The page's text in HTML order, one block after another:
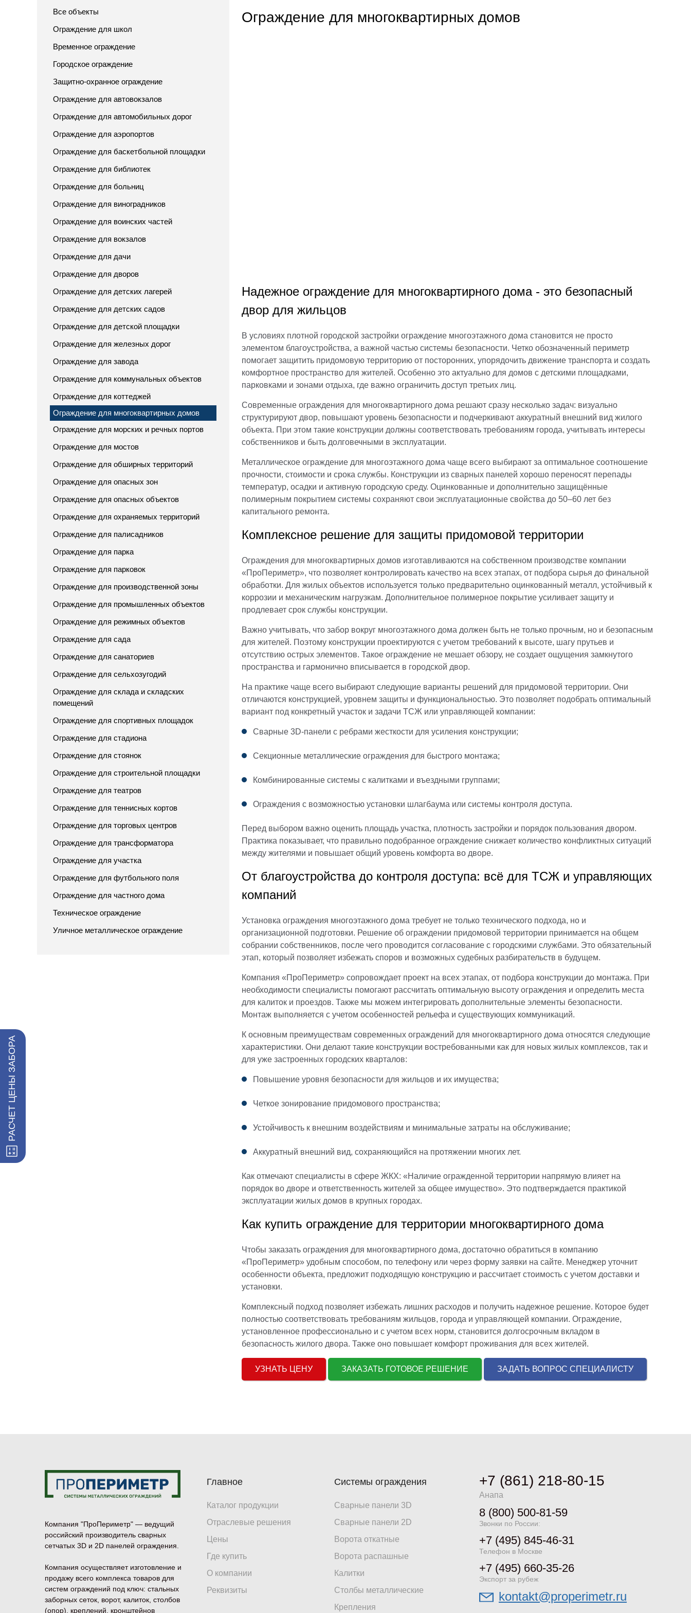
РАСЧЕТ ЦЕНЫ ЗАБОРА
Все объекты
Ограждение для школ
Временное ограждение
Городское ограждение
Защитно-охранное ограждение
Ограждение для автовокзалов
Ограждение для автомобильных дорог
Ограждение для аэропортов
Ограждение для баскетбольной площадки
Ограждение для библиотек
Ограждение для больниц
Ограждение для виноградников
Ограждение для воинских частей
Ограждение для вокзалов
Ограждение для дачи
Ограждение для дворов
Ограждение для детских лагерей
Ограждение для детских садов
Ограждение для детской площадки
Ограждение для железных дорог
Ограждение для завода
Ограждение для коммунальных объектов
Ограждение для коттеджей
Ограждение для многоквартирных домов
Ограждение для морских и речных портов
Ограждение для мостов
Ограждение для обширных территорий
Ограждение для опасных зон
Ограждение для опасных объектов
Ограждение для охраняемых территорий
Ограждение для палисадников
Ограждение для парка
Ограждение для парковок
Ограждение для производственной зоны
Ограждение для промышленных объектов
Ограждение для режимных объектов
Ограждение для сада
Ограждение для санаториев
Ограждение для сельхозугодий
Ограждение для склада и складских
помещений
Ограждение для спортивных площадок
Ограждение для стадиона
Ограждение для стоянок
Ограждение для строительной площадки
Ограждение для театров
Ограждение для теннисных кортов
Ограждение для торговых центров
Ограждение для трансформатора
Ограждение для участка
Ограждение для футбольного поля
Ограждение для частного дома
Техническое ограждение
Уличное металлическое ограждение
Ограждение для многоквартирных домов
Надежное ограждение для многоквартирного дома - это безопасный
двор для жильцов
В условиях плотной городской застройки ограждение многоэтажного дома становится не просто
элементом благоустройства, а важной частью системы безопасности. Четко обозначенный периметр
помогает защитить придомовую территорию от посторонних, упорядочить движение транспорта и создать
комфортное пространство для жителей. Особенно это актуально для домов с детскими площадками,
парковками и зонами отдыха, где важно ограничить доступ третьих лиц.
Современные ограждения для многоквартирного дома решают сразу несколько задач: визуально
структурируют двор, повышают уровень безопасности и подчеркивают аккуратный внешний вид жилого
объекта. При этом такие конструкции должны соответствовать требованиям города, учитывать интересы
собственников и быть долговечными в эксплуатации.
Металлическое ограждение для многоэтажного дома чаще всего выбирают за оптимальное соотношение
прочности, стоимости и срока службы. Конструкции из сварных панелей хорошо переносят перепады
температур, осадки и активную городскую среду. Оцинкованные и дополнительно защищённые
полимерным покрытием системы сохраняют свои эксплуатационные свойства до 50–60 лет без
капитального ремонта.
Комплексное решение для защиты придомовой территории
Ограждения для многоквартирных домов изготавливаются на собственном производстве компании
«ПроПериметр», что позволяет контролировать качество на всех этапах, от подбора сырья до финальной
обработки. Для жилых объектов используется только предварительно оцинкованный металл, устойчивый к
коррозии и механическим нагрузкам. Дополнительное полимерное покрытие усиливает защиту и
продлевает срок службы конструкции.
Важно учитывать, что забор вокруг многоэтажного дома должен быть не только прочным, но и безопасным
для жителей. Поэтому конструкции проектируются с учетом требований к высоте, шагу прутьев и
отсутствию острых элементов. Такое ограждение не мешает обзору, не создает ощущения замкнутого
пространства и гармонично вписывается в городской двор.
На практике чаще всего выбирают следующие варианты решений для придомовой территории. Они
отличаются конструкцией, уровнем защиты и функциональностью. Это позволяет подобрать оптимальный
вариант под конкретный участок и задачи ТСЖ или управляющей компании:
Сварные 3D-панели с ребрами жесткости для усиления конструкции;
Секционные металлические ограждения для быстрого монтажа;
Комбинированные системы с калитками и въездными группами;
Ограждения с возможностью установки шлагбаума или системы контроля доступа.
Перед выбором важно оценить площадь участка, плотность застройки и порядок пользования двором.
Практика показывает, что правильно подобранное ограждение снижает количество конфликтных ситуаций
между жителями и повышает общий уровень комфорта во дворе.
От благоустройства до контроля доступа: всё для ТСЖ и управляющих
компаний
Установка ограждения многоэтажного дома требует не только технического подхода, но и
организационной подготовки. Решение об ограждении придомовой территории принимается на общем
собрании собственников, после чего проводится согласование с городскими службами. Это обязательный
этап, который позволяет избежать споров и возможных судебных разбирательств в будущем.
Компания «ПроПериметр» сопровождает проект на всех этапах, от подбора конструкции до монтажа. При
необходимости специалисты помогают рассчитать оптимальную высоту ограждения и определить места
для калиток и проездов. Также мы можем интегрировать дополнительные элементы безопасности.
Монтаж выполняется с учетом особенностей рельефа и существующих коммуникаций.
К основным преимуществам современных ограждений для многоквартирного дома относятся следующие
характеристики. Они делают такие конструкции востребованными как для новых жилых комплексов, так и
для уже застроенных городских кварталов:
Повышение уровня безопасности для жильцов и их имущества;
Четкое зонирование придомового пространства;
Устойчивость к внешним воздействиям и минимальные затраты на обслуживание;
Аккуратный внешний вид, сохраняющийся на протяжении многих лет.
Как отмечают специалисты в сфере ЖКХ: «Наличие огражденной территории напрямую влияет на
порядок во дворе и ответственность жителей за общее имущество». Это подтверждается практикой
эксплуатации жилых домов в крупных городах.
Как купить ограждение для территории многоквартирного дома
Чтобы заказать ограждения для многоквартирного дома, достаточно обратиться в компанию
«ПроПериметр» удобным способом, по телефону или через форму заявки на сайте. Менеджер уточнит
особенности объекта, предложит подходящую конструкцию и рассчитает стоимость с учетом доставки и
установки.
Комплексный подход позволяет избежать лишних расходов и получить надежное решение. Которое будет
полностью соответствовать требованиям жильцов, города и управляющей компании. Ограждение,
установленное профессионально и с учетом всех норм, становится долгосрочным вкладом в
безопасность жилого двора. Также оно повышает комфорт проживания для всех жителей.
УЗНАТЬ ЦЕНУ ЗАКАЗАТЬ ГОТОВОЕ РЕШЕНИЕ ЗАДАТЬ ВОПРОС СПЕЦИАЛИСТУ
Компания "ПроПериметр" — ведущий
российский производитель сварных
сетчатых 3D и 2D панелей ограждения.
Компания осуществляет изготовление и
продажу всего комплекса товаров для
систем ограждений под ключ: стальных
заборных сеток, ворот, калиток, столбов
(опор), креплений, кронштейнов
Главное
Каталог продукции
Отраслевые решения
Цены
Где купить
О компании
Реквизиты
Системы ограждения
Сварные панели 3D
Сварные панели 2D
Ворота откатные
Ворота распашные
Калитки
Столбы металлические
Крепления
+7 (861) 218-80-15
Анапа
8 (800) 500-81-59
Звонки по России:
+7 (495) 845-46-31
Телефон в Москве
+7 (495) 660-35-26
Экспорт за рубеж
kontakt@properimetr.ru